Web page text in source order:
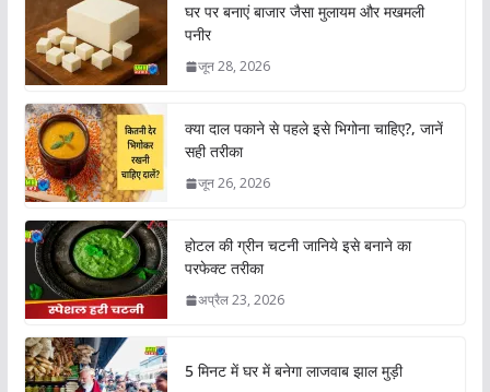
घर पर बनाएं बाजार जैसा मुलायम और मखमली
पनीर
जून 28, 2026
क्या दाल पकाने से पहले इसे भिगोना चाहिए?, जानें
सही तरीका
जून 26, 2026
होटल की ग्रीन चटनी जानिये इसे बनाने का
परफेक्ट तरीका
अप्रैल 23, 2026
5 मिनट में घर में बनेगा लाजवाब झाल मुड़ी